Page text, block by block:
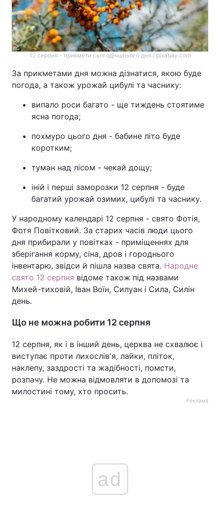
12 серпня - прикмети сьогоднішнього дня / pixabay.com
За прикметами дня можна дізнатися, якою буде
погода, а також урожай цибулі та часнику:
випало роси багато - ще тиждень стоятиме
ясна погода;
похмуро цього дня - бабине літо буде
коротким;
туман над лісом - чекай дощу;
іній і перші заморозки 12 серпня - буде
багатий урожай озимих, цибулі та часнику.
У народному календарі 12 серпня - свято Фотія,
Фотя Повітковий. За старих часів люди цього
дня прибирали у повітках - приміщеннях для
зберігання корму, сіна, дров і городнього
інвентарю, звідси й пішла назва свята. Народне
свято 12 серпня відоме також під назвами
Михей-тиховій, Іван Воїн, Силуан і Сила, Силін
день.
Що не можна робити 12 серпня
12 серпня, як і в інший день, церква не схвалює і
виступає проти лихослів'я, лайки, пліток,
наклепу, заздрості та жадібності, помсти,
розпачу. Не можна відмовляти в допомозі та
милостині тому, хто просить.
Реклама
ad